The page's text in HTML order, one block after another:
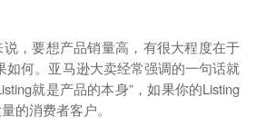
，要想产品销量高，有很大程度在于
如何。亚马逊大卖经常强调的一句话就
就是产品的本身”，如果你的Listing
的消费者客户。